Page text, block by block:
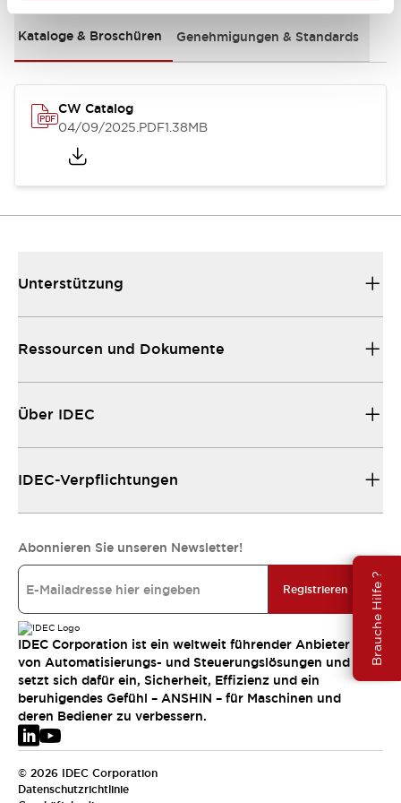
Brauche Hilfe ?
Kataloge & Broschüren Genehmigungen & Standards
CW Catalog
04/09/2025.PDF1.38MB
Unterstützung
Ressourcen und Dokumente
Über IDEC
IDEC-Verpflichtungen
Abonnieren Sie unseren Newsletter!
Registrieren
IDEC Corporation ist ein weltweit führender Anbieter
von Automatisierungs- und Steuerungslösungen und
setzt sich dafür ein, Sicherheit, Effizienz und ein
beruhigendes Gefühl – ANSHIN – für Maschinen und
deren Bediener zu verbessern.
© 2026 IDEC Corporation
Datenschutzrichtlinie